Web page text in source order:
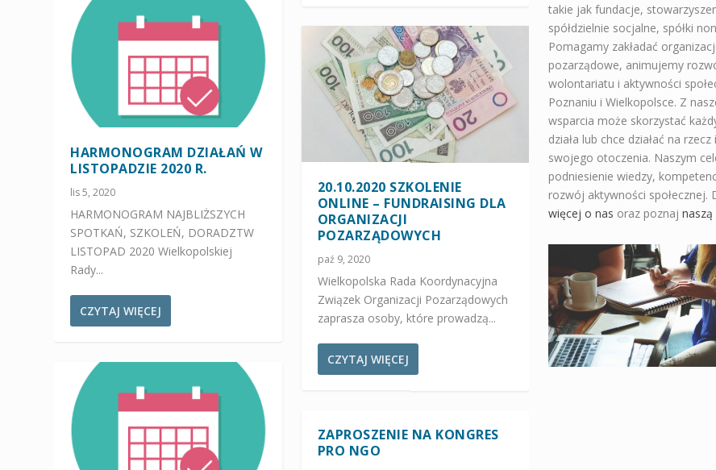
HARMONOGRAM DZIAŁAŃ W
LISTOPADZIE 2020 R.
lis 5, 2020
HARMONOGRAM NAJBLIŻSZYCH
SPOTKAŃ, SZKOLEŃ, DORADZTW
LISTOPAD 2020 Wielkopolskiej
Rady...
CZYTAJ WIĘCEJ
20.10.2020 SZKOLENIE
ONLINE – FUNDRAISING DLA
ORGANIZACJI
POZARZĄDOWYCH
paź 9, 2020
Wielkopolska Rada Koordynacyjna
Związek Organizacji Pozarządowych
zaprasza osoby, które prowadzą...
CZYTAJ WIĘCEJ
ZAPROSZENIE NA KONGRES
PRO NGO
takie jak fundacje,
spółdzielnie socjalne, spółki
Pomagamy zakładać
pozarządowe, animujemy
wolontariatu i aktywności
Poznaniu i Wielkopolsce. Z
wsparcia może skorzystać
działa lub chce działać na
swojego otoczenia. Naszym
podniesienie wiedzy,
rozwój aktywności społecznej.
więcej o nas oraz poznaj